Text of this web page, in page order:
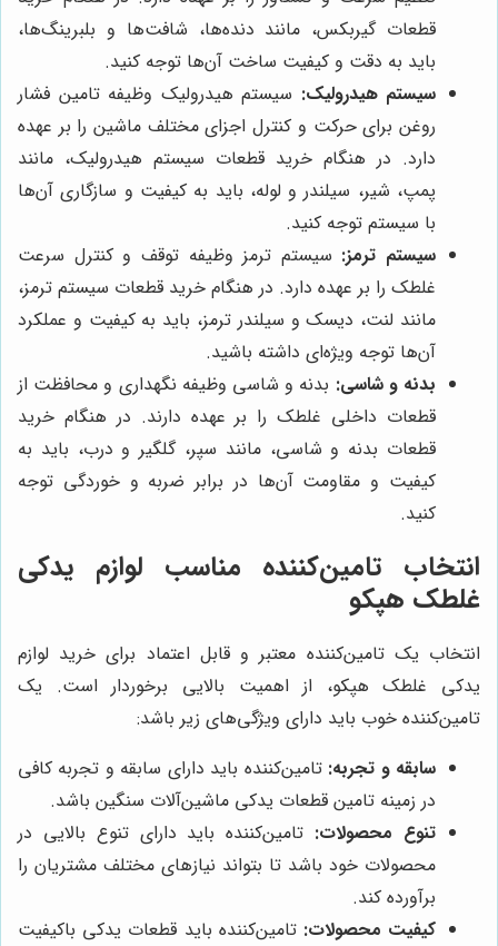
قطعات گیربکس، مانند دنده‌ها، شافت‌ها و بلبرینگ‌ها،
باید به دقت و کیفیت ساخت آن‌ها توجه کنید.
سیستم هیدرولیک: سیستم هیدرولیک وظیفه تامین فشار
روغن برای حرکت و کنترل اجزای مختلف ماشین را بر عهده
دارد. در هنگام خرید قطعات سیستم هیدرولیک، مانند
پمپ، شیر، سیلندر و لوله، باید به کیفیت و سازگاری آن‌ها
با سیستم توجه کنید.
سیستم ترمز: سیستم ترمز وظیفه توقف و کنترل سرعت
غلطک را بر عهده دارد. در هنگام خرید قطعات سیستم ترمز،
مانند لنت، دیسک و سیلندر ترمز، باید به کیفیت و عملکرد
آن‌ها توجه ویژه‌ای داشته باشید.
بدنه و شاسی: بدنه و شاسی وظیفه نگهداری و محافظت از
قطعات داخلی غلطک را بر عهده دارند. در هنگام خرید
قطعات بدنه و شاسی، مانند سپر، گلگیر و درب، باید به
کیفیت و مقاومت آن‌ها در برابر ضربه و خوردگی توجه
کنید.
انتخاب تامین‌کننده مناسب لوازم یدکی
غلطک هپکو
انتخاب یک تامین‌کننده معتبر و قابل اعتماد برای خرید لوازم
یدکی غلطک هپکو، از اهمیت بالایی برخوردار است. یک
تامین‌کننده خوب باید دارای ویژگی‌های زیر باشد:
سابقه و تجربه: تامین‌کننده باید دارای سابقه و تجربه کافی
در زمینه تامین قطعات یدکی ماشین‌آلات سنگین باشد.
تنوع محصولات: تامین‌کننده باید دارای تنوع بالایی در
محصولات خود باشد تا بتواند نیازهای مختلف مشتریان را
برآورده کند.
کیفیت محصولات: تامین‌کننده باید قطعات یدکی باکیفیت